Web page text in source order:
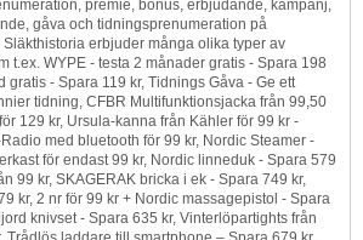
premie, bonus, erbjudande, kampanj,
gåva och tidningsprenumeration på
erbjuder många olika typer av
t.ex. WYPE - testa 2 månader gratis - Spara 198
gratis - Spara 119 kr, Tidnings Gåva - Ge ett
tidning, CFBR Multifunktionsjacka från 99,50
129 kr, Ursula-kanna från Kähler för 99 kr -
med bluetooth för 99 kr, Nordic Steamer -
för endast 99 kr, Nordic linneduk - Spara 579
99 kr, SKAGERAK bricka i ek - Spara 749 kr,
kr, 2 nr för 99 kr + Nordic massagepistol - Spara
knivset - Spara 635 kr, Vinterlöpartights från